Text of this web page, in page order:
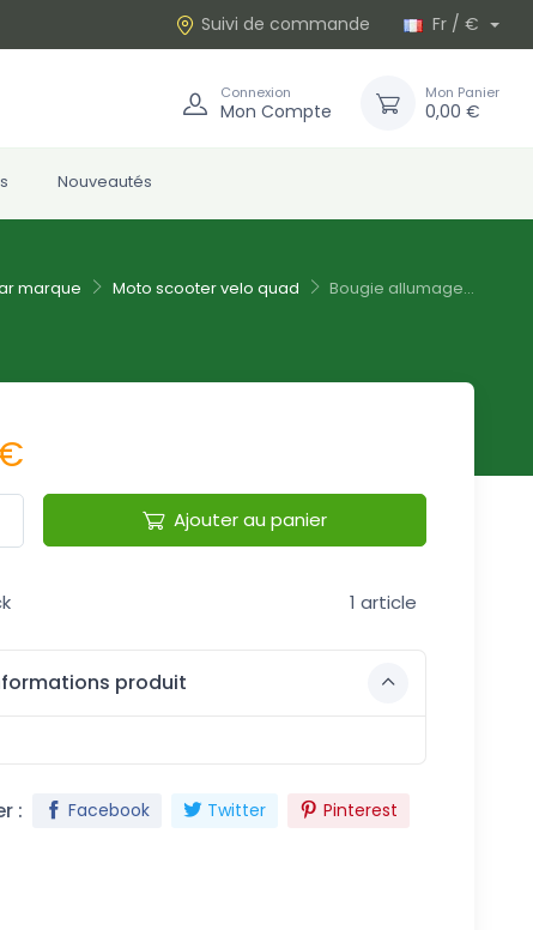
Suivi de commande Fr / €
Connexion
Mon Compte
Mon Panier
0,00 €
Nouveautés
marque Moto scooter velo quad Bougie allumage...
Ajouter au panier
1 article
produit
: Facebook Twitter Pinterest